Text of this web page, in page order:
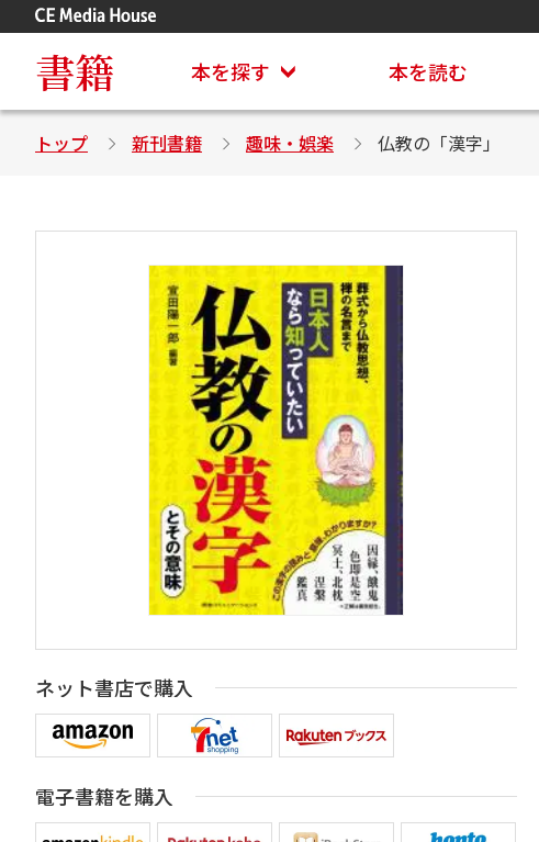
書籍 本を探す 本を読む
トップ 新刊書籍 趣味・娯楽 仏教の「漢字」
ネット書店で購入
電子書籍を購入